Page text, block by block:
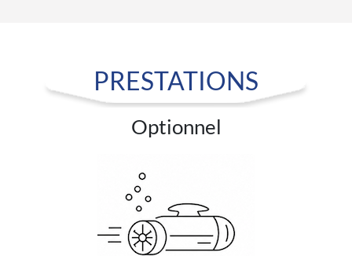
PRESTATIONS
Optionnel